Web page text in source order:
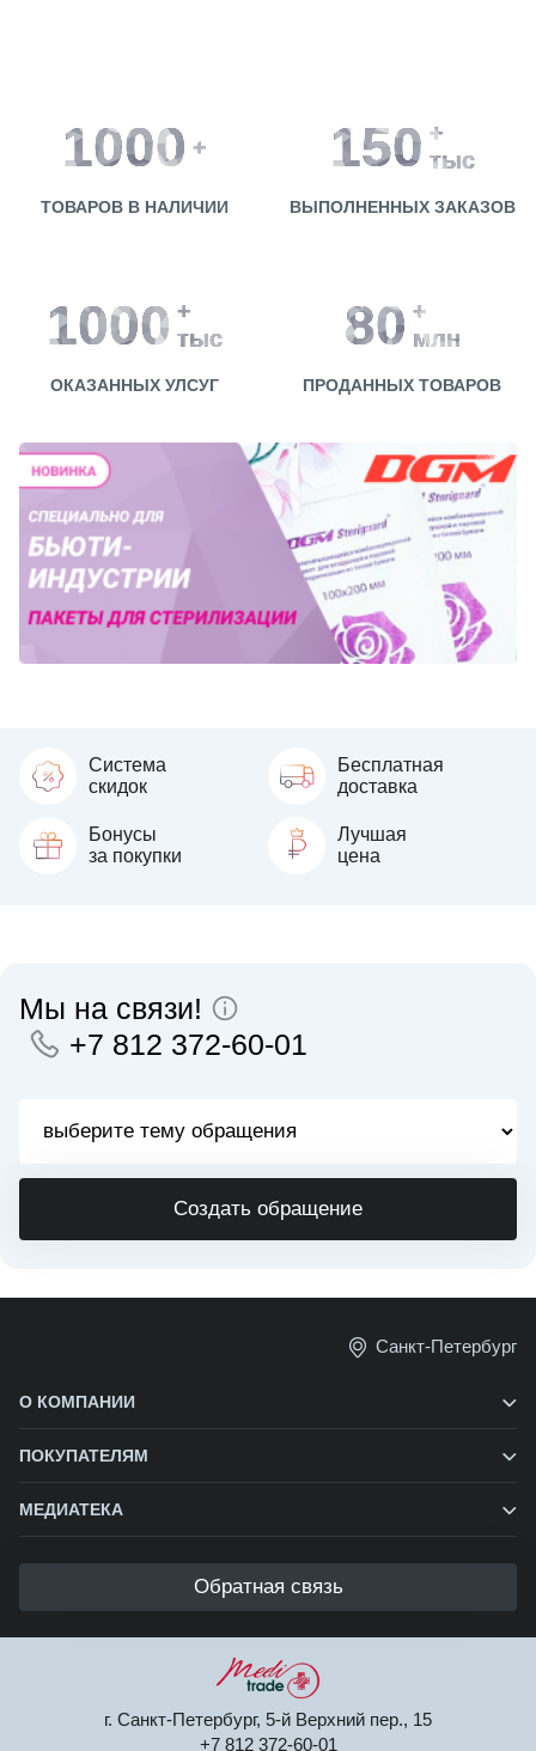
1000 +
ТОВАРОВ В НАЛИЧИИ
150 +
тыс
ВЫПОЛНЕННЫХ ЗАКАЗОВ
1000 +
тыс
ОКАЗАННЫХ УЛСУГ
80 +
млн
ПРОДАННЫХ ТОВАРОВ
Система
скидок
Бесплатная
доставка
Бонусы
за покупки
Лучшая
цена
Мы на связи!
+7 812 372-60-01
Создать обращение
Санкт-Петербург
О КОМПАНИИ
ПОКУПАТЕЛЯМ
МЕДИАТЕКА
Обратная связь
г. Санкт-Петербург, 5-й Верхний пер., 15
+7 812 372-60-01